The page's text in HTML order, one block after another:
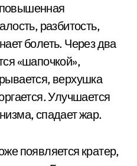
разбитость,
болеть. Через два
«шапочкой»,
верхушка
Улучшается
спадает жар.
появляется кратер,